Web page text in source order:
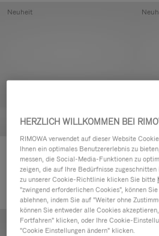
Groove - Leder Tasche mit
Reißverschluss
420,00 €
Neuheit
Neuheit
HERZLICH WILLKOMMEN BEI
RIMOWA verwendet auf dieser Website
Ihnen ein optimales Benutzererlebnis zu
messen, die Social-Media-Funktionen zu
zeigen, die auf Ihre Bedürfnisse
zu unserer Cookie-Richtlinie klicken Sie bitte
"zwingend erforderlichen Cookies", können
ablehnen, indem Sie auf "Weiter ohne
können Sie entweder alle Cookies
Fortfahren" klicken, oder Ihre Cookie-
"Cookie Einstellungen ändern" klicken.